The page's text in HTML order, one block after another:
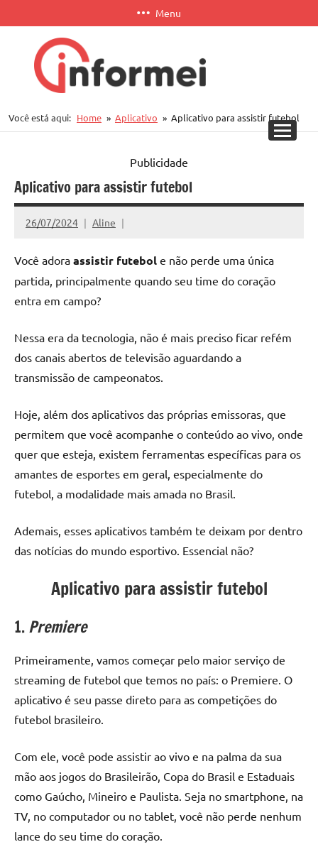
para
conteúdo
Menu
APP
Você está aqui: Home Aplicativo Aplicativo para assistir futebol
Publicidade
Aplicativo para assistir futebol
26/07/2024 Aline
Você adora assistir futebol e não perde uma única
partida, principalmente quando seu time do coração
entra em campo?
Nessa era da tecnologia, não é mais preciso ficar refém
dos canais abertos de televisão aguardando a
transmissão de campeonatos.
Hoje, além dos aplicativos das próprias emissoras, que
permitem que você acompanhe o conteúdo ao vivo, onde
quer que esteja, existem ferramentas específicas para os
amantes de esportes em geral, especialmente do
futebol, a modalidade mais amada no Brasil.
Ademais, esses aplicativos também te deixam por dentro
das notícias do mundo esportivo. Essencial não?
Aplicativo para assistir futebol
1.Premiere
Primeiramente, vamos começar pelo maior serviço de
streaming de futebol que temos no país: o Premiere. O
aplicativo é seu passe direto para as competições do
futebol brasileiro.
Com ele, você pode assistir ao vivo e na palma da sua
mão aos jogos do Brasileirão, Copa do Brasil e Estaduais
como Gaúcho, Mineiro e Paulista. Seja no smartphone, na
TV, no computador ou no tablet, você não perde nenhum
lance do seu time do coração.